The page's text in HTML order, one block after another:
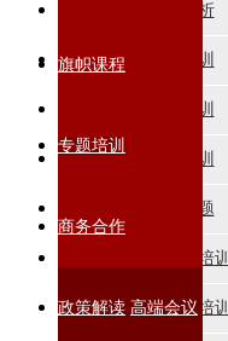
旗帜课程
专题培训
商务合作
政策解读 高端会议
政策解读分析
党员干部培训
数字经济培训
企业管理培训
宏观形势专题
科技创新专题培训
乡村振兴专题培训